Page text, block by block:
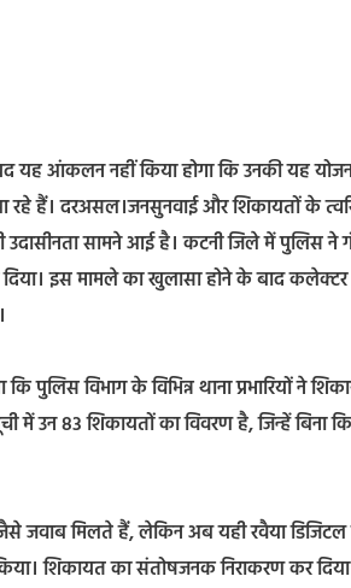
आंकलन नहीं किया होगा कि उनकी यह
हैं। दरअसल।जनसुनवाई और शिकायतों के
उदासीनता सामने आई है। कटनी जिले में पुलिस ने
इस मामले का खुलासा होने के बाद
कि पुलिस विभाग के विभिन्न थाना प्रभारियों ने
में उन 83 शिकायतों का विवरण है, जिन्हें बिना
जवाब मिलते हैं, लेकिन अब यही रवैया डिजिटल
शिकायत का संतोषजनक निराकरण कर